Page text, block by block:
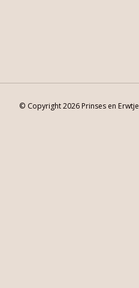
© Copyright 2026 Prinses en Erwtje